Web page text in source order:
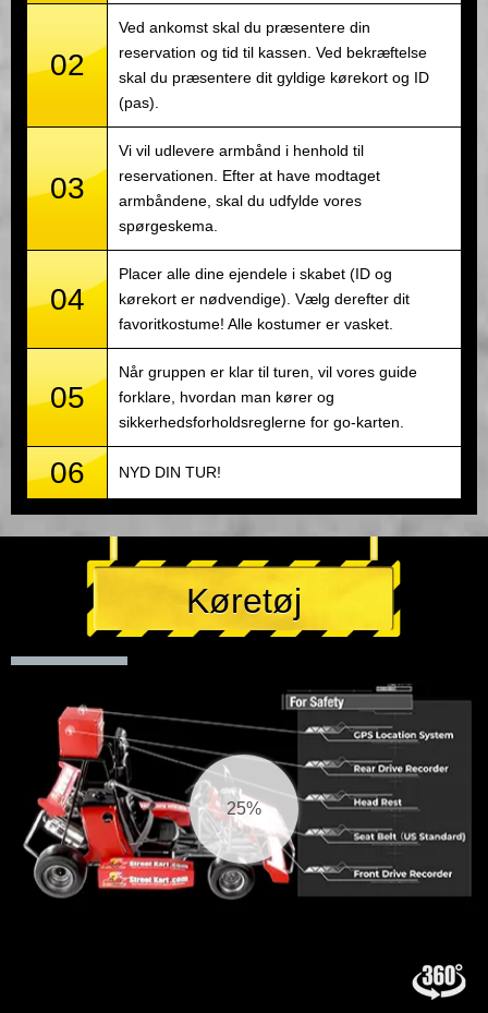
02
Ved ankomst skal du præsentere din
reservation og tid til kassen. Ved bekræftelse
skal du præsentere dit gyldige kørekort og ID
(pas).
03
Vi vil udlevere armbånd i henhold til
reservationen. Efter at have modtaget
armbåndene, skal du udfylde vores
spørgeskema.
04
Placer alle dine ejendele i skabet (ID og
kørekort er nødvendige). Vælg derefter dit
favoritkostume! Alle kostumer er vasket.
05
Når gruppen er klar til turen, vil vores guide
forklare, hvordan man kører og
sikkerhedsforholdsreglerne for go-karten.
06 NYD DIN TUR!
Køretøj
26%